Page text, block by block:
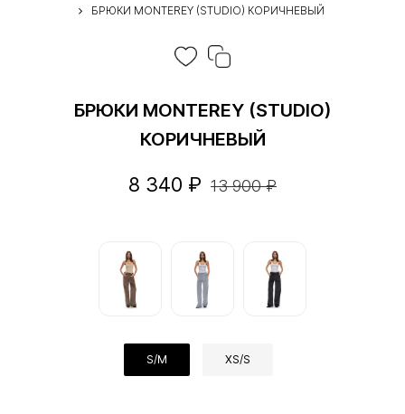
БРЮКИ MONTEREY (STUDIO) КОРИЧНЕВЫЙ
БРЮКИ MONTEREY (STUDIO)
КОРИЧНЕВЫЙ
8 340 ₽ 13 900 ₽
S/M XS/S